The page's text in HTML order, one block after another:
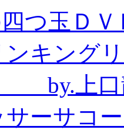
つ玉Ｄ
ンキング
by.上口
ーサコ